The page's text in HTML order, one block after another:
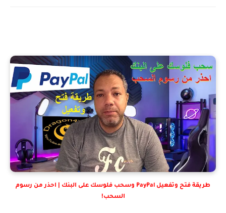
طريقة فتح وتفعيل PayPal وسحب فلوسك على البنك | احذر من رسوم
السحب!